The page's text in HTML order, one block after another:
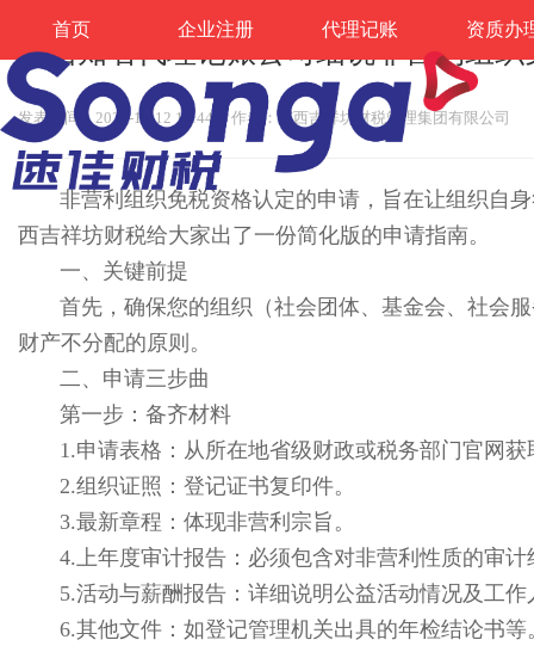
首页 企业注册 代理记账 资质办
广西知名代理记账公司细说非营利组
发表时间：2025-11-12 14:44 作者：广西吉祥坊财税管理集团有限公司
  非营利组织免税资格认定的申请，旨在
西吉祥坊财税给大家出了一份简化版的申请指南。
一、关键前提
首先，确保您的组织（社会团体、基金会、社会
财产不分配的原则。
二、申请三步曲
第一步：备齐材料
1.申请表格：从所在地省级财政或税务部门官网获
2.组织证照：登记证书复印件。
3.最新章程：体现非营利宗旨。
4.上年度审计报告：必须包含对非营利性质的审计
5.活动与薪酬报告：详细说明公益活动情况及工
6.其他文件：如登记管理机关出具的年检结论书等